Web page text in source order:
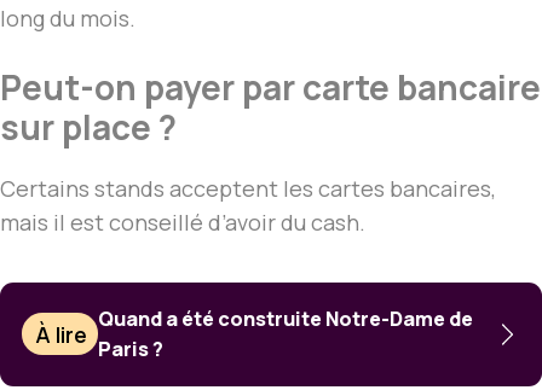
long du mois.
Peut-on payer par carte bancaire
sur place ?
Certains stands acceptent les cartes bancaires,
mais il est conseillé d’avoir du cash.
À lire
Quand a été construite Notre-Dame de
Paris ?